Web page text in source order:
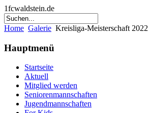
1fcwaldstein.de
Home Galerie Kreisliga-Meisterschaft 2022
Hauptmenü
Startseite
Aktuell
Mitglied werden
Seniorenmannschaften
Jugendmannschaften